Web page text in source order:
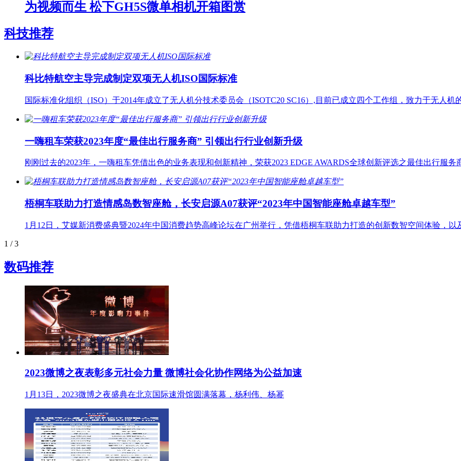
为视频而生 松下GH5S微单相机开箱图赏
科技推荐
科比特航空主导完成制定双项无人机ISO国际标准
国际标准化组织（ISO）于2014年成立了无人机分技术委员会（ISOTC20 SC16）,目前已成立四个工作组，致力于无人机
一嗨租车荣获2023年度“最佳出行服务商” 引领出行行业创新升级
刚刚过去的2023年，一嗨租车凭借出色的业务表现和创新精神，荣获2023 EDGE AWARDS全球创新评选之最佳出行服
梧桐车联助力打造情感岛数智座舱，长安启源A07获评“2023年中国智能座舱卓越车型”
1月12日，艾媒新消费盛典暨2024年中国消费趋势高峰论坛在广州举行，凭借梧桐车联助力打造的创新数智空间体验，
1 / 3
数码推荐
2023微博之夜表彰多元社会力量 微博社会化协作网络为公益加速
1月13日，2023微博之夜盛典在北京国际速滑馆圆满落幕，杨利伟、杨幂